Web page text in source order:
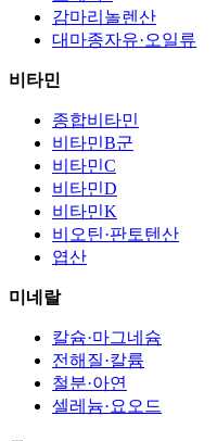
감마리놀렌산
대마종자유·오일류
비타민
종합비타민
비타민B군
비타민C
비타민D
비타민K
비오틴·판토텐산
엽산
미네랄
칼슘·마그네슘
전해질·칼륨
철분·아연
셀레늄·요오드